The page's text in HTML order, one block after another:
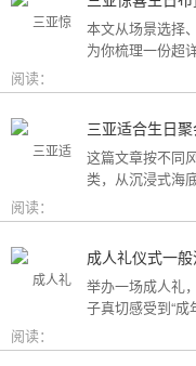
本文从场景选择
为你梳理一份超
阅读：
这篇文章按不同
类，从沉浸式海
带庭院到高性
阅读：
成人礼仪式一
举办一场成人礼
子真切感受到“
准的固定模板
为你梳理了传统
阅读：